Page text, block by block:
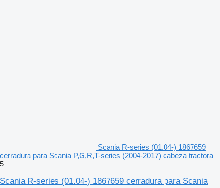
Scania R-series (01.04-) 1867659
cerradura para Scania P,G,R,T-series (2004-2017) cabeza tractora
5
Scania R-series (01.04-) 1867659 cerradura para Scania